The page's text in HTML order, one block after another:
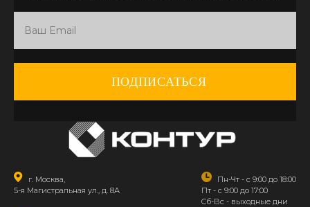
ПОДПИСАТЬСЯ
г. Москва,
5-я Магистральная ул., д. 8А
Пн-Чт - с 9:00 до 18:00
Пт - с 9:00 до 17:00
Сб-Вс - выходные дни